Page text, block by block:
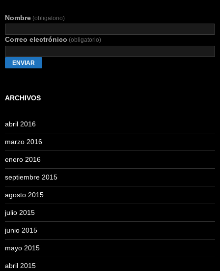
Nombre (obligatorio)
Correo electrónico (obligatorio)
ENVIAR
ARCHIVOS
abril 2016
marzo 2016
enero 2016
septiembre 2015
agosto 2015
julio 2015
junio 2015
mayo 2015
abril 2015